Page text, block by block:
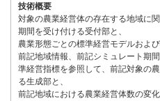
技術概要
対象の農業経営体の存在する地域に
期間を受け付ける受付部と、
農業形態ごとの標準経営モデルおよ
前記地域情報、前記シミュレート期
準経営指標を参照して、前記対象の
る生成部と、
前記地域における農業経営体数の変